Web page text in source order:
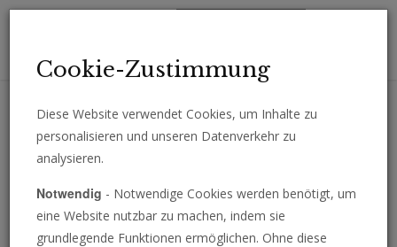
Erhalten Sie wichtige Analysen, Kommentare und Nachrichten
Cookie-Zustimmung
Diese Website verwendet Cookies, um Inhalte zu
personalisieren und unseren Datenverkehr zu
analysieren.
Notwendig - Notwendige Cookies werden benötigt, um
eine Website nutzbar zu machen, indem sie
grundlegende Funktionen ermöglichen. Ohne diese